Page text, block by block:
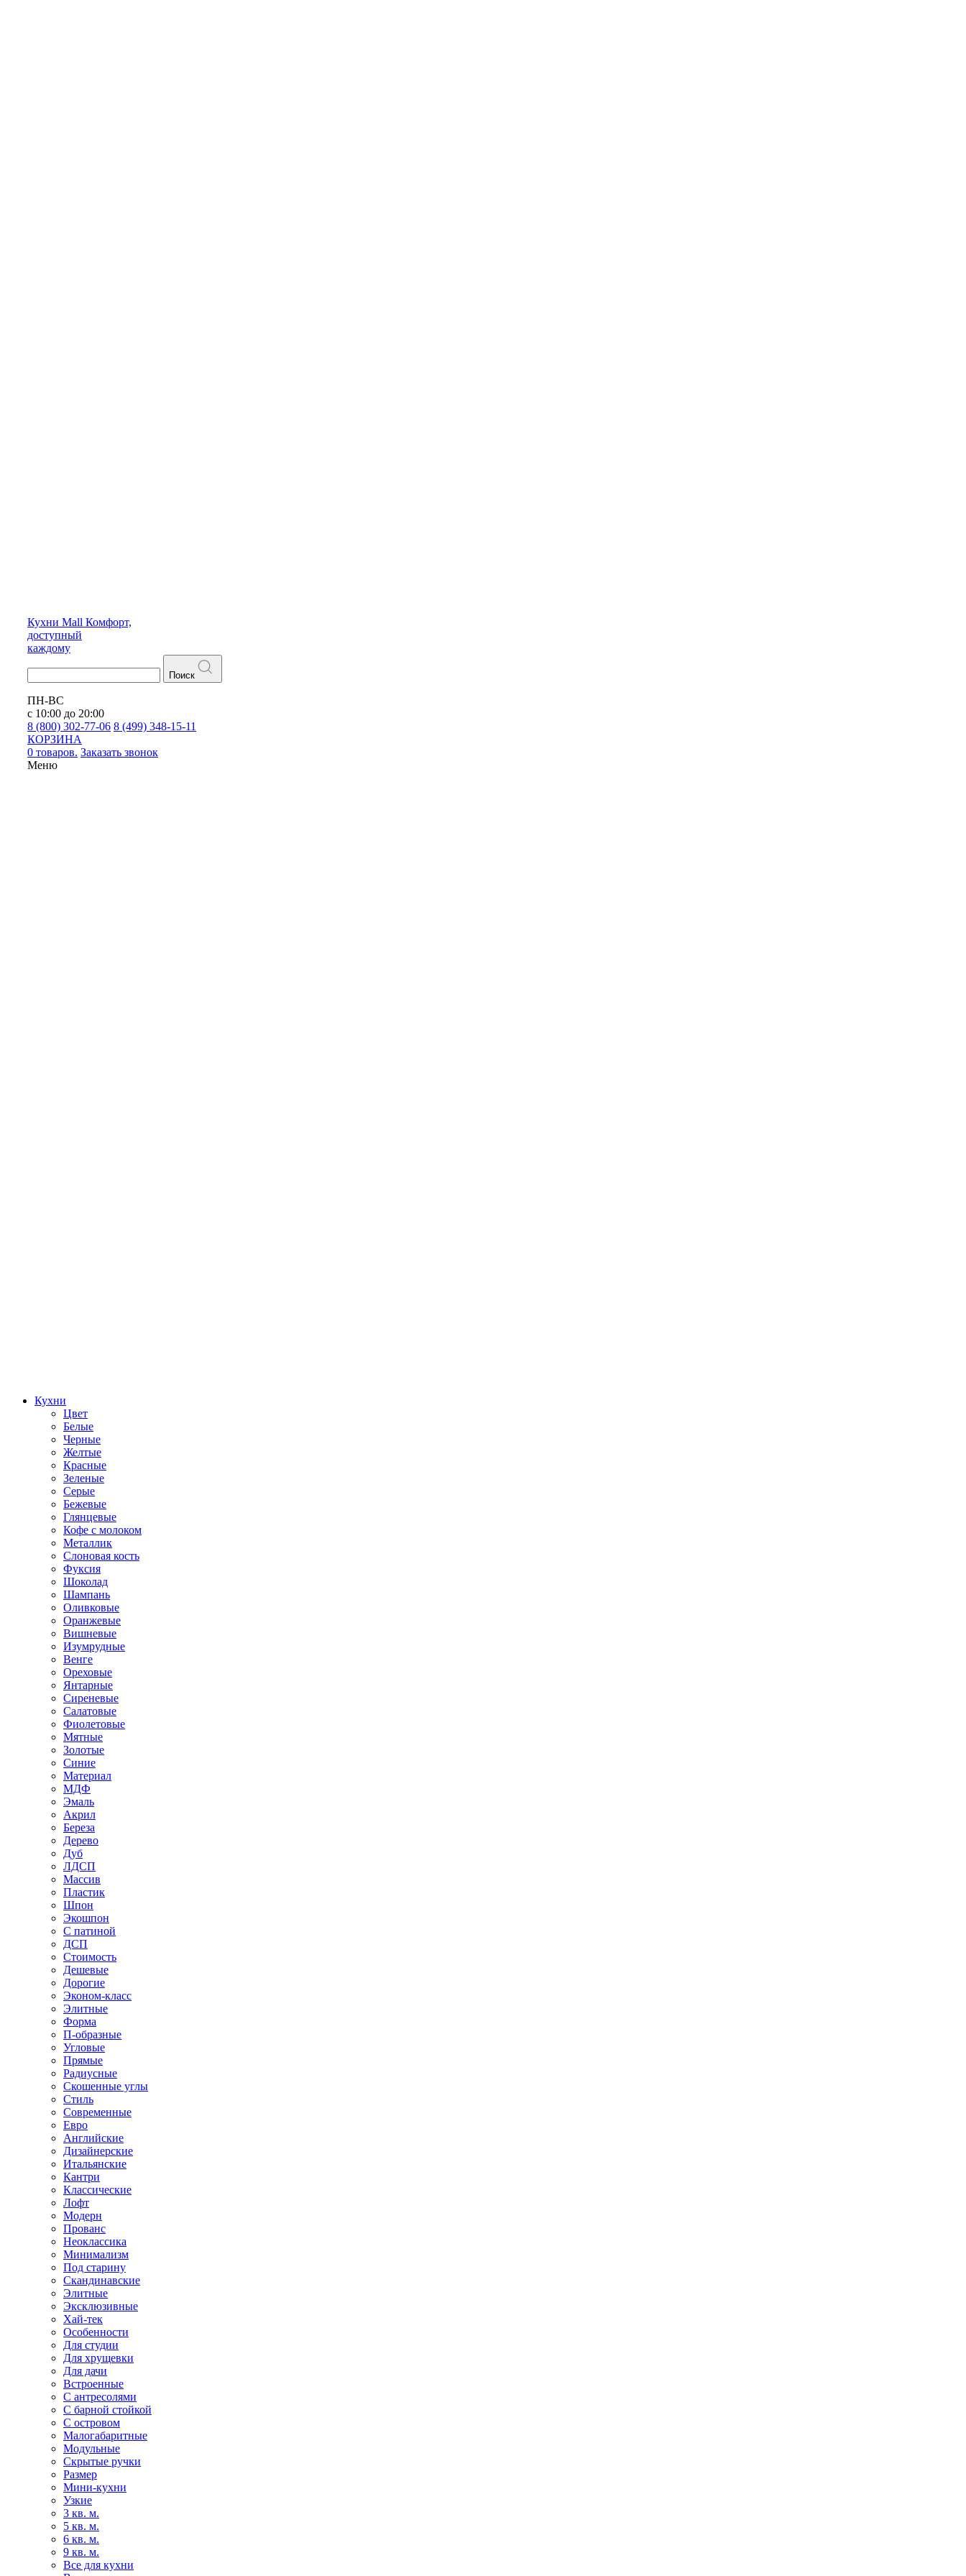
Кухни Mall Комфорт,
доступный
каждому
Поиск
ПН-ВС
с 10:00 до 20:00
8 (800) 302-77-06 8 (499) 348-15-11
КОРЗИНА
0 товаров. Заказать звонок
Меню
Кухни
Цвет
Белые
Черные
Желтые
Красные
Зеленые
Серые
Бежевые
Глянцевые
Кофе с молоком
Металлик
Слоновая кость
Фуксия
Шоколад
Шампань
Оливковые
Оранжевые
Вишневые
Изумрудные
Венге
Ореховые
Янтарные
Сиреневые
Салатовые
Фиолетовые
Мятные
Золотые
Синие
Материал
МДФ
Эмаль
Акрил
Береза
Дерево
Дуб
ЛДСП
Массив
Пластик
Шпон
Экошпон
С патиной
ДСП
Стоимость
Дешевые
Дорогие
Эконом-класс
Элитные
Форма
П-образные
Угловые
Прямые
Радиусные
Скошенные углы
Стиль
Современные
Евро
Английские
Дизайнерские
Итальянские
Кантри
Классические
Лофт
Модерн
Прованс
Неоклассика
Минимализм
Под старину
Скандинавские
Элитные
Эксклюзивные
Хай-тек
Особенности
Для студии
Для хрущевки
Для дачи
Встроенные
С антресолями
С барной стойкой
С островом
Малогабаритные
Модульные
Скрытые ручки
Размер
Мини-кухни
Узкие
3 кв. м.
5 кв. м.
6 кв. м.
9 кв. м.
Все для кухни